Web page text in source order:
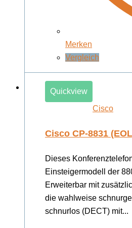
Merken
Vergleich
Quickview
Cisco
Cisco CP-8831
Dieses
Einsteigermodell der
Erweiterbar mit
die wahlweise
schnurlos (DECT) mit...